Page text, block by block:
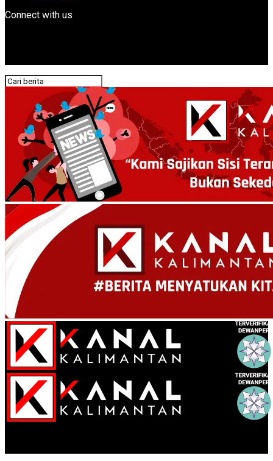
Connect with us